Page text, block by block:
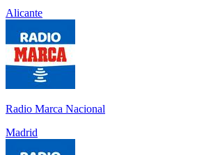
Alicante
Radio Marca Nacional
Madrid